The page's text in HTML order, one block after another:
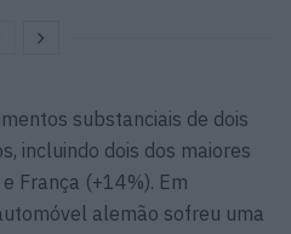
substanciais de dois
incluindo dois dos maiores
França (+14%). Em
alemão sofreu uma